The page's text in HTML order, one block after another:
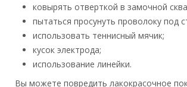
ковырять отверткой в замочной
пытаться просунуть проволоку под
использовать теннисный мячик;
кусок электрода;
использование линейки.
Вы можете повредить лакокрасочное